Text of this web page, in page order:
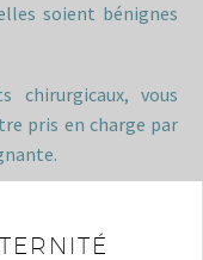
soient bénignes
chirurgicaux, vous
pris en charge par